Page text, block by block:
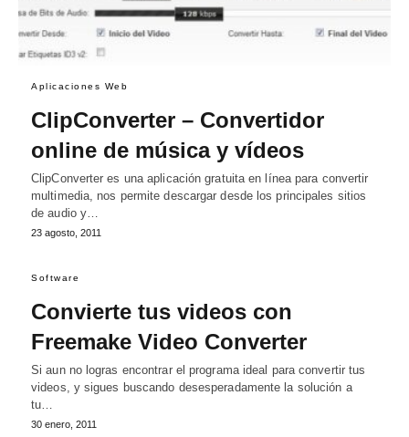
Aplicaciones Web
ClipConverter – Convertidor
online de música y vídeos
ClipConverter es una aplicación gratuita en línea para convertir
multimedia, nos permite descargar desde los principales sitios
de audio y…
23 agosto, 2011
Software
Convierte tus videos con
Freemake Video Converter
Si aun no logras encontrar el programa ideal para convertir tus
videos, y sigues buscando desesperadamente la solución a
tu…
30 enero, 2011